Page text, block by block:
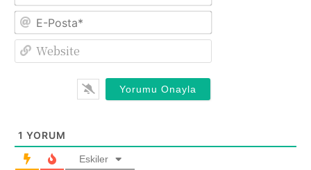
E-
1 YORUM
Eskiler